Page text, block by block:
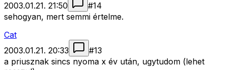
2003.01.21. 21:50 #14
sehogyan, mert semmi értelme.
Cat
2003.01.21. 20:33
#13
a priusznak sincs nyoma x év után, ugytudom (lehet